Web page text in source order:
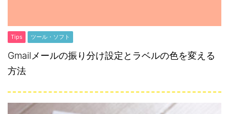
Tips ツール・ソフト
Gmailメールの振り分け設定とラベルの色を変える
方法